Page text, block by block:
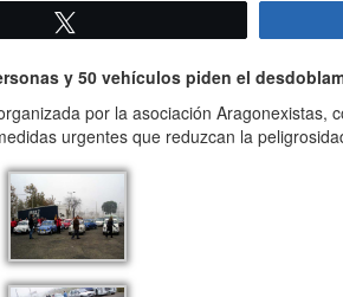
y 50 vehículos piden el
por la asociación Aragonexistas,
urgentes que reduzcan la